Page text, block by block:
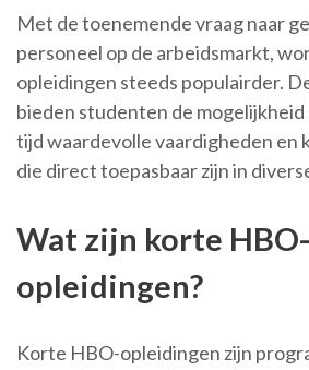
Met de toenemende vraag naar
personeel op de arbeidsmarkt,
opleidingen steeds populairder.
bieden studenten de
tijd waardevolle vaardigheden en
die direct toepasbaar zijn in
Wat zijn korte HBO-
opleidingen?
Korte HBO-opleidingen zijn